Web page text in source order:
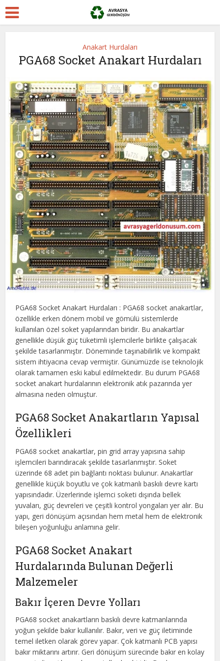
Anakart Hurdaları
PGA68 Socket Anakart Hurdaları
PGA68 Socket Anakart Hurdaları : PGA68 socket anakartlar,
özellikle erken dönem mobil ve gömülü sistemlerde
kullanılan özel soket yapılarından biridir. Bu anakartlar
genellikle düşük güç tüketimli işlemcilerle birlikte çalışacak
şekilde tasarlanmıştır. Döneminde taşınabilirlik ve kompakt
sistem ihtiyacına cevap vermiştir. Günümüzde ise teknolojik
olarak tamamen eski kabul edilmektedir. Bu durum PGA68
socket anakart hurdalarının elektronik atık pazarında yer
almasına neden olmuştur.
PGA68 Socket Anakartların Yapısal
Özellikleri
PGA68 socket anakartlar, pin grid array yapısına sahip
işlemcileri barındıracak şekilde tasarlanmıştır. Soket
üzerinde 68 adet pin bağlantı noktası bulunur. Anakartlar
genellikle küçük boyutlu ve çok katmanlı baskılı devre kartı
yapısındadır. Üzerlerinde işlemci soketi dışında bellek
yuvaları, güç devreleri ve çeşitli kontrol yongaları yer alır. Bu
yapı, geri dönüşüm açısından hem metal hem de elektronik
bileşen yoğunluğu anlamına gelir.
PGA68 Socket Anakart
Hurdalarında Bulunan Değerli
Malzemeler
Bakır İçeren Devre Yolları
PGA68 socket anakartların baskılı devre katmanlarında
yoğun şekilde bakır kullanılır. Bakır, veri ve güç iletiminde
temel iletken olarak görev yapar. Çok katmanlı PCB yapısı
bakır miktarını artırır. Geri dönüşüm sürecinde bakır en kolay